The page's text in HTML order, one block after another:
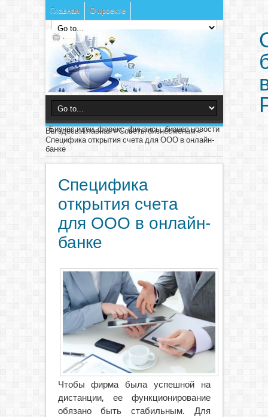
Главная О проекте
Бизнес идеи, форекс, финансы, бизнес новости
Вы здесь:Главная»Советы бизнесменам»
Специфика открытия счета для ООО в онлайн-
банке
Специфика
открытия счета
для ООО в онлайн-
банке
Чтобы фирма была успешной на
дистанции, ее функционирование
обязано быть стабильным. Для